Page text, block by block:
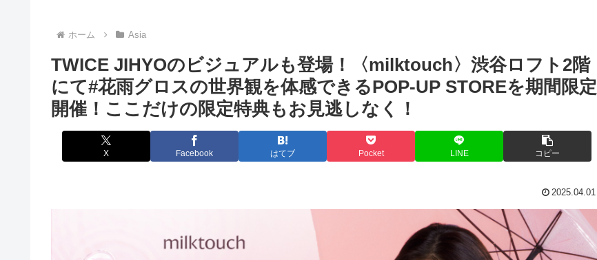
ホーム Asia
TWICE JIHYOのビジュアルも登場！〈milktouch〉渋谷ロフト2階
にて#花雨グロスの世界観を体感できるPOP-UP STOREを期間限定
開催！ここだけの限定特典もお見逃しなく！
X Facebook はてブ Pocket LINE コピー
2025.04.01